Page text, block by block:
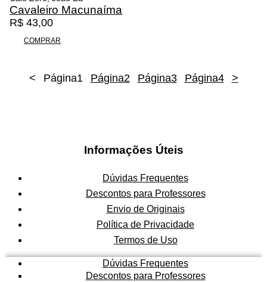
0
.
r
i
g
i
l
.
u
R
7
Cavaleiro Macunaíma
R$ 43,00
COMPRAR
< Página1 Página2 Página3 Página4 >
Informações Úteis
Dúvidas Frequentes
Descontos para Professores
Envio de Originais
Política de Privacidade
Termos de Uso
Dúvidas Frequentes
Descontos para Professores